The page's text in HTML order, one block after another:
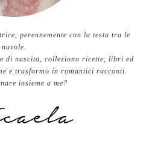
perennemente con la testa tra le
nuvole.
di nascita, colleziono ricette, libri ed
e trasformo in romantici racconti.
insieme a me?